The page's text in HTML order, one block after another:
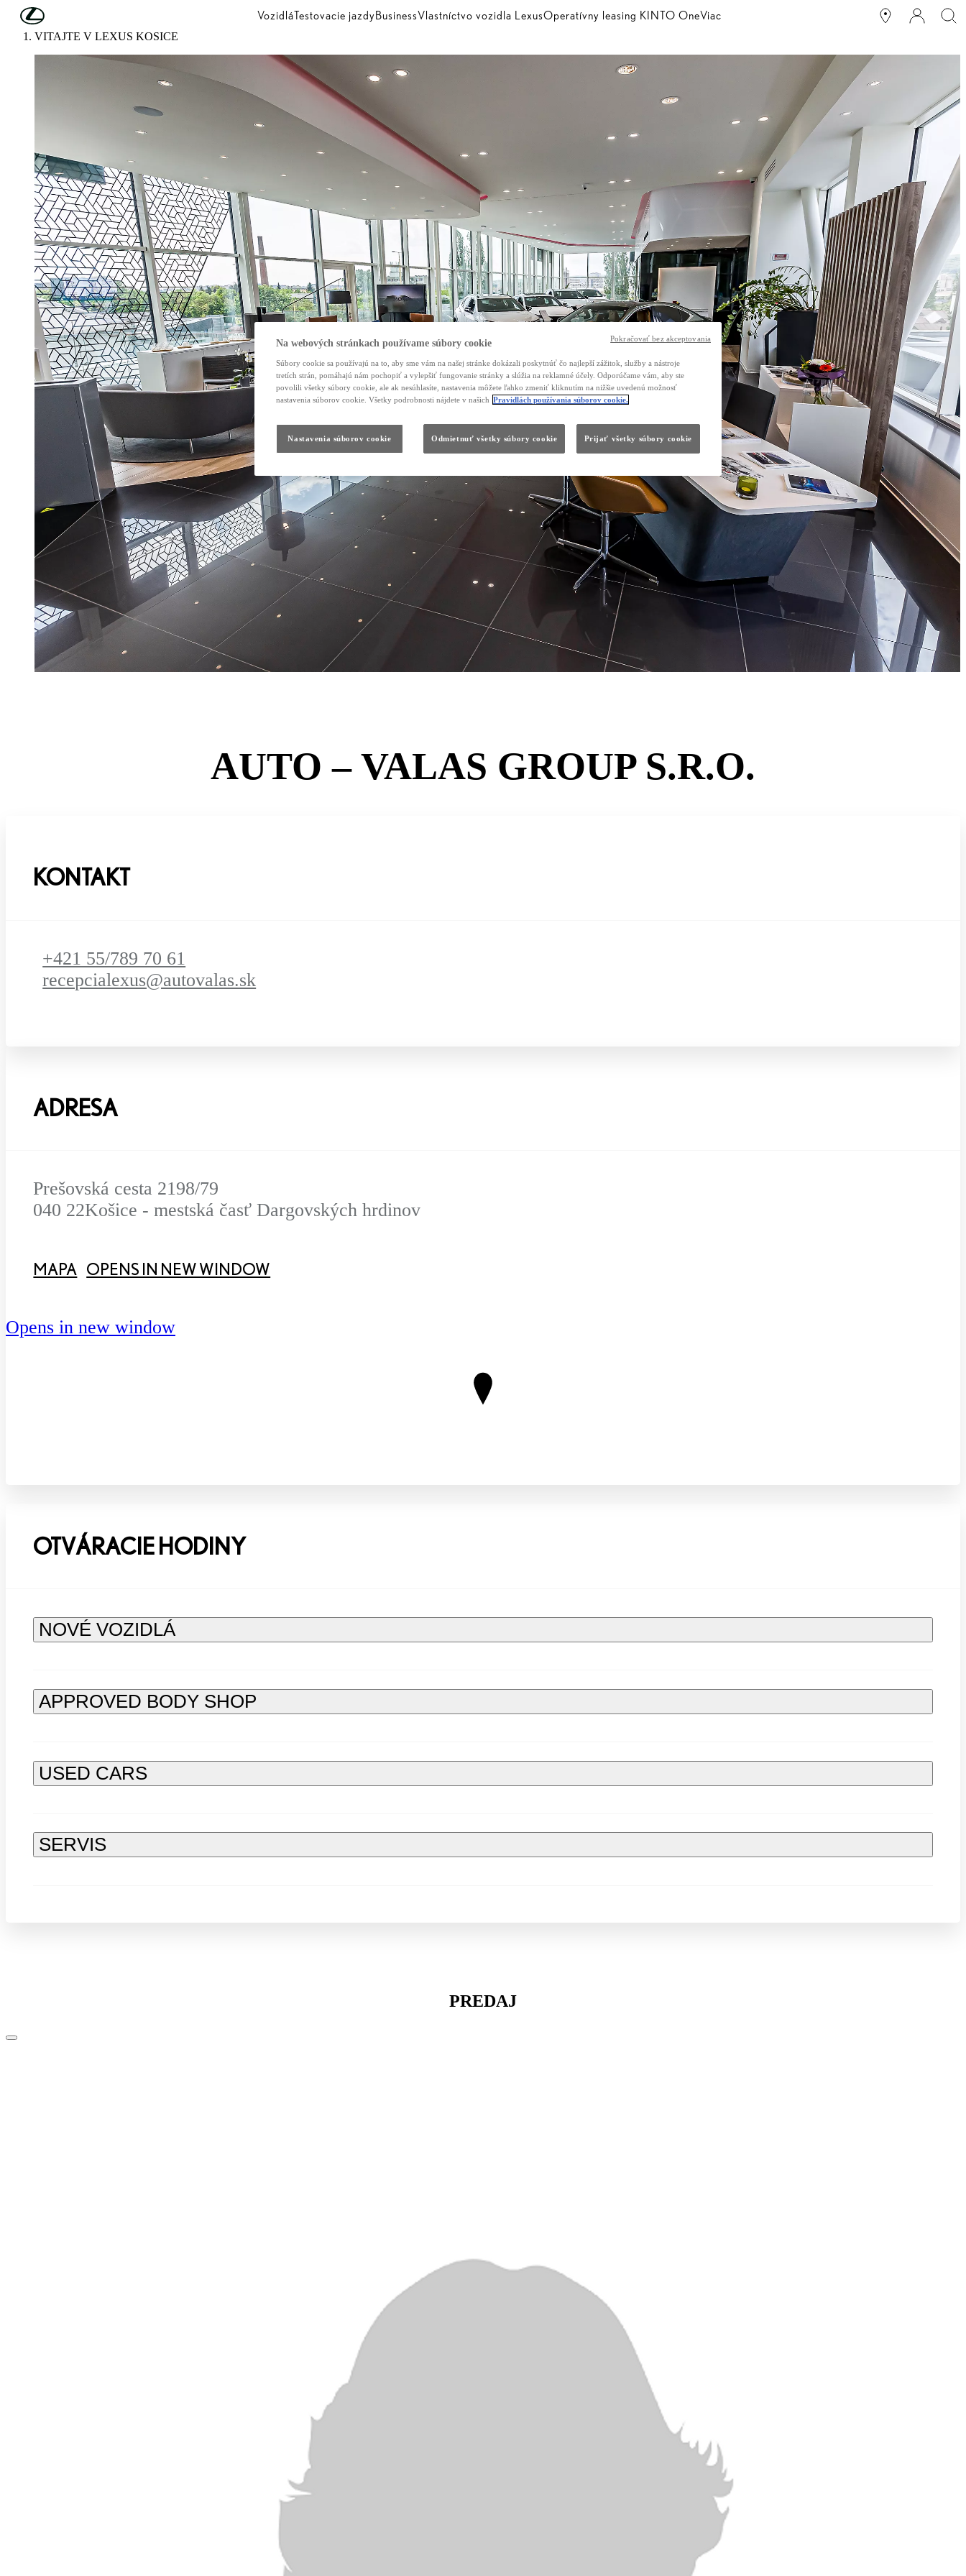
Skip to Main Content VozidláTestovacie jazdyBusinessVlastníctvo vozidla LexusOperatívny leasing KINTO OneViac
VITAJTE V LEXUS KOŠICE
AUTO – VALAS GROUP S.R.O.
KONTAKT
+421 55/789 70 61
recepcialexus@autovalas.sk
ADRESA
Prešovská cesta 2198/79
040 22Košice - mestská časť Dargovských hrdinov
MAPA OPENS IN NEW WINDOW
Opens in new window
OTVÁRACIE HODINY
NOVÉ VOZIDLÁ
APPROVED BODY SHOP
USED CARS
SERVIS
PREDAJ
Na webových stránkach používame súbory cookie
Súbory cookie sa používajú na to, aby sme vám na našej stránke dokázali poskytnúť čo najlepší zážitok, služby a nástroje
tretích strán, pomáhajú nám pochopiť a vylepšiť fungovanie stránky a slúžia na reklamné účely. Odporúčame vám, aby ste
povolili všetky súbory cookie, ale ak nesúhlasíte, nastavenia môžete ľahko zmeniť kliknutím na nižšie uvedenú možnosť
nastavenia súborov cookie. Všetky podrobnosti nájdete v našich Pravidlách používania súborov cookie.
Odmietnuť všetky súbory cookie Prijať všetky súbory cookie
Nastavenia súborov cookie
Pokračovať bez akceptovania